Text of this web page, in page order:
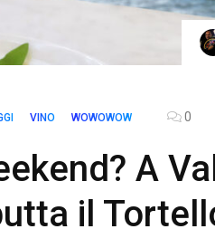
VINO WOWOWOW 0
A
il